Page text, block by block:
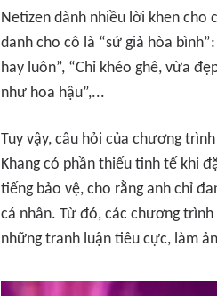
Netizen dành nhiều lời khen cho
danh cho cô là “sứ giả hòa bình”:
hay luôn”, “Chỉ khéo ghê, vừa
như hoa hậu”,...
Tuy vậy, câu hỏi của chương
Khang có phần thiếu tinh tế khi
tiếng bảo vệ, cho rằng anh chỉ
cá nhân. Từ đó, các chương
những tranh luận tiêu cực, làm